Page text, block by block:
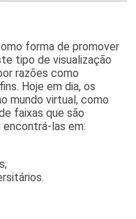
forma de promover
tipo de visualização
razões como
Hoje em dia, os
mundo virtual, como
faixas que são
las em: